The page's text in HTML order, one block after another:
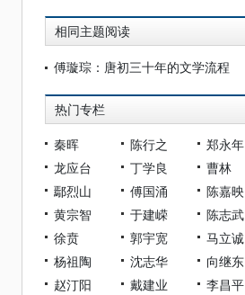
相同主题阅读
傅璇琮：唐初三十年的文学流程
热门专栏
秦晖 陈行之
郑永年
龙应台
丁学良
曹林
鄢烈山
傅国涌
陈嘉映
黄宗智
于建嵘
陈志武
徐贲
郭宇宽
马立诚
杨祖陶
沈志华
向继东
赵汀阳
戴建业
李昌平